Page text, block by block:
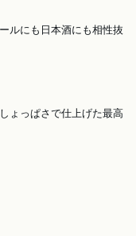
ルにも日本酒にも相性抜
ょっぱさで仕上げた最高